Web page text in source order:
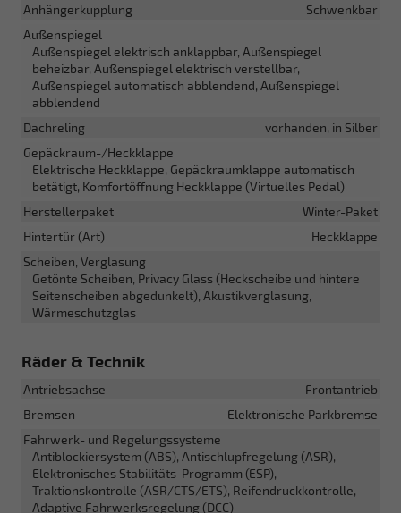
Anhängerkupplung
Schwenkbar
Außenspiegel
Außenspiegel elektrisch anklappbar, Außenspiegel
beheizbar, Außenspiegel elektrisch verstellbar,
Außenspiegel automatisch abblendend, Außenspiegel
abblendend
Dachreling
vorhanden, in Silber
Gepäckraum-/Heckklappe
Elektrische Heckklappe, Gepäckraumklappe automatisch
betätigt, Komfortöffnung Heckklappe (Virtuelles Pedal)
Herstellerpaket
Winter-Paket
Hintertür (Art)
Heckklappe
Scheiben, Verglasung
Getönte Scheiben, Privacy Glass (Heckscheibe und hintere
Seitenscheiben abgedunkelt), Akustikverglasung,
Wärmeschutzglas
Räder & Technik
Antriebsachse
Frontantrieb
Bremsen
Elektronische Parkbremse
Fahrwerk- und Regelungssysteme
Antiblockiersystem (ABS), Antischlupfregelung (ASR),
Elektronisches Stabilitäts-Programm (ESP),
Traktionskontrolle (ASR/CTS/ETS), Reifendruckkontrolle,
Adaptive Fahrwerksregelung (DCC)